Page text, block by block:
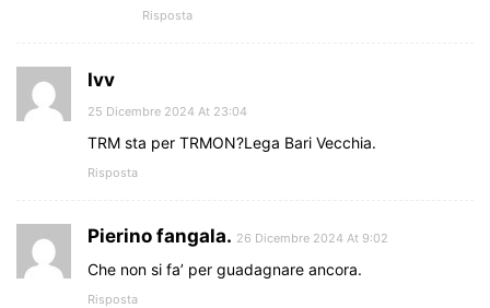
Risposta
Ivv
25 Dicembre 2024 At 23:04
TRM sta per TRMON?Lega Bari Vecchia.
Risposta
Pierino fangala. 26 Dicembre 2024 At 9:02
Che non si fa’ per guadagnare ancora.
Risposta